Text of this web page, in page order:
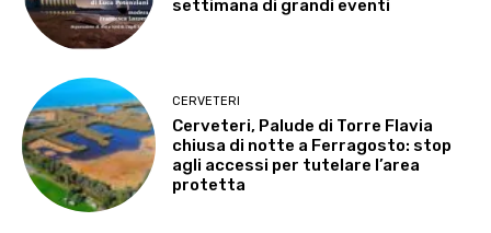
settimana di grandi eventi
CERVETERI
Cerveteri, Palude di Torre Flavia
chiusa di notte a Ferragosto: stop
agli accessi per tutelare l’area
protetta